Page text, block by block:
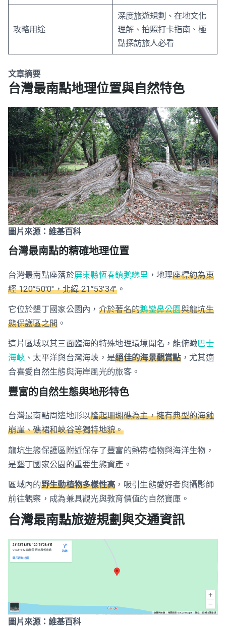
攻略用途
深度旅遊規劃、在地文化
理解、拍照打卡指南、極
點探訪旅人必看
文章摘要
台灣最南點地理位置與自然特色
圖片來源：維基百科
台灣最南點的精確地理位置
台灣最南點座落於屏東縣恆春鎮鵝鑾里 ，地理座標約為東
經 120°50′0″，北緯 21°53′34″。
它位於墾丁國家公園內， 介於著名的鵝鑾鼻公園與龍坑生
態保護區之間 。
這片區域以其三面臨海的特殊地理環境聞名，能俯瞰巴士
海峽 、太平洋與台灣海峽，是絕佳的海景觀賞點，尤其適
合喜愛自然生態與海岸風光的旅客。
豐富的自然生態與地形特色
台灣最南點周邊地形以隆起珊瑚礁為主，擁有典型的海蝕
崩崖、礁裙和峽谷等獨特地貌。
龍坑生態保護區附近保存了豐富的熱帶植物與海洋生物，
是墾丁國家公園的重要生態資產。
區域內的野生動植物多樣性高 ，吸引生態愛好者與攝影師
前往觀察，成為兼具觀光與教育價值的自然寶庫。
台灣最南點旅遊規劃與交通資訊
圖片來源：維基百科